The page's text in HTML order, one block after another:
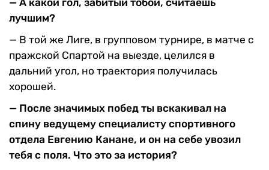
— А какой гол, забитый тобой, считаешь
лучшим?
— В той же Лиге, в группо­вом турнире, в матче с
праж­ской Спартой на выезде, це­лился в
дальний угол, но тра­ектория получилась
хорошей.
— После значимых по­бед ты вскакивал на
спину ведущему специалисту спортивного
отдела Евге­нию Канане, и он на себе увозил
тебя с поля. Что это за история?